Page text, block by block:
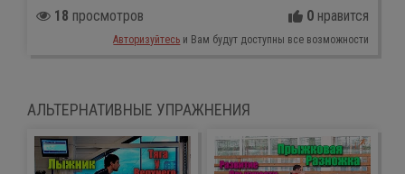
18 просмотров 0нравится
Авторизуйтесь и Вам будут доступны все возможности
АЛЬТЕРНАТИВНЫЕ УПРАЖНЕНИЯ